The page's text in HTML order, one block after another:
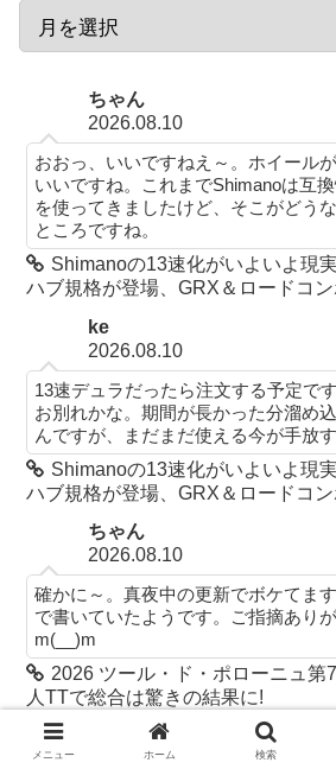
ちゃん
2026.08.10
おおっ、いいですねえ～。ホイール
いいですね。これまでShimanoは互
を使ってきましたけど、そこがどう
ところですね。
Shimanoの13速化がいよいよ現
ハブ規格が登場、GRX＆ロードコ
ke
2026.08.10
13速デュラだったら注文する予定で
お別れかな。期間が長かった分溜め
んですが、まだまだ使える今が手放
Shimanoの13速化がいよいよ現
ハブ規格が登場、GRX＆ロードコ
ちゃん
2026.08.10
確かに～。真夜中の更新でボケてま
で書いていたようです。ご指摘あり
m(__)m
2026 ツール・ド・ポローニュ
人TTで総合は驚きの結果に!
2026.08.10
メニュー ホーム 検索